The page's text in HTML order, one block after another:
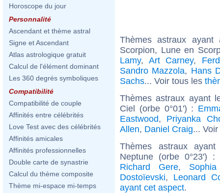
Horoscope du jour
Personnalité
Ascendant et thème astral
Signe et Ascendant
Atlas astrologique gratuit
Calcul de l'élément dominant
Les 360 degrés symboliques
Compatibilité
Compatibilité de couple
Affinités entre célébrités
Love Test avec des célébrités
Affinités amicales
Affinités professionnelles
Double carte de synastrie
Calcul du thème composite
Thème mi-espace mi-temps
Thèmes astraux
Scorpion, Lune en
Lamy, Art Carney,
Sandro Mazzola, Hans
Sachs... Voir tous les
Thèmes astraux ayant
Ciel (orbe 0°01') :
Eastwood, Priyanka
Allen, Daniel Craig...
Thèmes astraux
Neptune (orbe 0°23')
Richard Gere,
Dostoïevski, Leonard
ayant cet aspect.